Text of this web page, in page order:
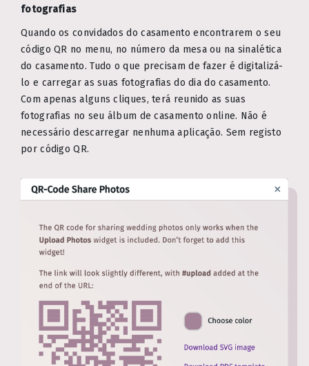
fotografias
Quando os convidados do casamento encontrarem o seu
código QR no menu, no número da mesa ou na sinalética
do casamento. Tudo o que precisam de fazer é digitalizá-
lo e carregar as suas fotografias do dia do casamento.
Com apenas alguns cliques, terá reunido as suas
fotografias no seu álbum de casamento online. Não é
necessário descarregar nenhuma aplicação. Sem registo
por código QR.